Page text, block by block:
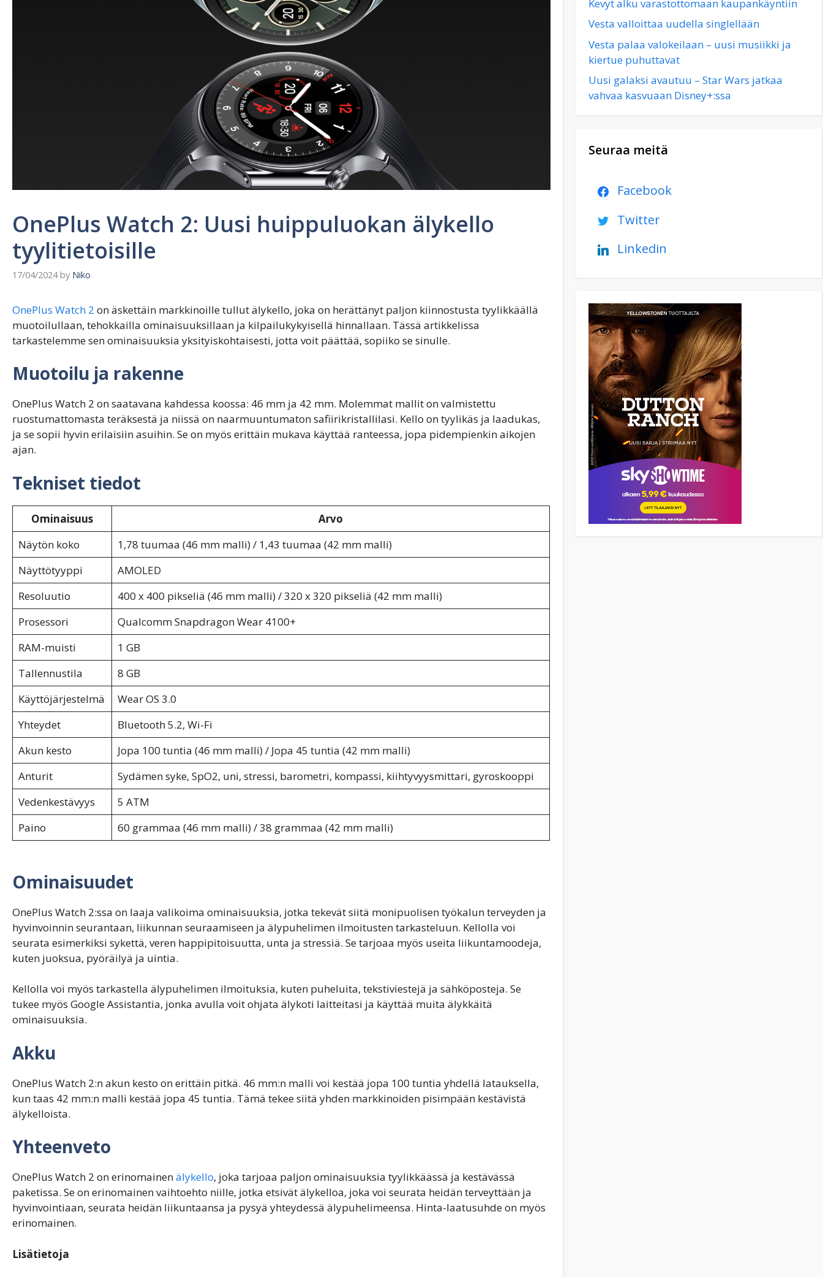
OnePlus Watch 2: Uusi huippuluokan älykello
tyylitietoisille
17/04/2024 by Niko
OnePlus Watch 2 on äskettäin markkinoille tullut älykello, joka on herättänyt paljon kiinnostusta tyylikkäällä
muotoilullaan, tehokkailla ominaisuuksillaan ja kilpailukykyisellä hinnallaan. Tässä artikkelissa
tarkastelemme sen ominaisuuksia yksityiskohtaisesti, jotta voit päättää, sopiiko se sinulle.
Muotoilu ja rakenne
OnePlus Watch 2 on saatavana kahdessa koossa: 46 mm ja 42 mm. Molemmat mallit on valmistettu
ruostumattomasta teräksestä ja niissä on naarmuuntumaton safiirikristallilasi. Kello on tyylikäs ja laadukas,
ja se sopii hyvin erilaisiin asuihin. Se on myös erittäin mukava käyttää ranteessa, jopa pidempienkin aikojen
ajan.
Tekniset tiedot
Ominaisuus
Arvo
Näytön koko
1,78 tuumaa (46 mm malli) / 1,43 tuumaa (42 mm malli)
Näyttötyyppi
AMOLED
Resoluutio
400 x 400 pikseliä (46 mm malli) / 320 x 320 pikseliä (42 mm malli)
Prosessori
Qualcomm Snapdragon Wear 4100+
RAM-muisti
1 GB
Tallennustila
8 GB
Käyttöjärjestelmä
Wear OS 3.0
Yhteydet
Bluetooth 5.2, Wi-Fi
Akun kesto
Jopa 100 tuntia (46 mm malli) / Jopa 45 tuntia (42 mm malli)
Anturit
Sydämen syke, SpO2, uni, stressi, barometri, kompassi, kiihtyvyysmittari, gyroskooppi
Vedenkestävyys
5 ATM
Paino
60 grammaa (46 mm malli) / 38 grammaa (42 mm malli)
Ominaisuudet
OnePlus Watch 2:ssa on laaja valikoima ominaisuuksia, jotka tekevät siitä monipuolisen työkalun terveyden ja
hyvinvoinnin seurantaan, liikunnan seuraamiseen ja älypuhelimen ilmoitusten tarkasteluun. Kellolla voi
seurata esimerkiksi sykettä, veren happipitoisuutta, unta ja stressiä. Se tarjoaa myös useita liikuntamoodeja,
kuten juoksua, pyöräilyä ja uintia.
Kellolla voi myös tarkastella älypuhelimen ilmoituksia, kuten puheluita, tekstiviestejä ja sähköposteja. Se
tukee myös Google Assistantia, jonka avulla voit ohjata älykoti laitteitasi ja käyttää muita älykkäitä
ominaisuuksia.
Akku
OnePlus Watch 2:n akun kesto on erittäin pitkä. 46 mm:n malli voi kestää jopa 100 tuntia yhdellä latauksella,
kun taas 42 mm:n malli kestää jopa 45 tuntia. Tämä tekee siitä yhden markkinoiden pisimpään kestävistä
älykelloista.
Yhteenveto
OnePlus Watch 2 on erinomainenälykello, joka tarjoaa paljon ominaisuuksia tyylikkäässä ja kestävässä
paketissa. Se on erinomainen vaihtoehto niille, jotka etsivät älykelloa, joka voi seurata heidän terveyttään ja
hyvinvointiaan, seurata heidän liikuntaansa ja pysyä yhteydessä älypuhelimeensa. Hinta-laatusuhde on myös
erinomainen.
Lisätietoja
Kevyt alku varastottomaan kaupankäyntiin
Vesta valloittaa uudella singlellään
Vesta palaa valokeilaan – uusi musiikki ja
kiertue puhuttavat
Uusi galaksi avautuu – Star Wars jatkaa
vahvaa kasvuaan Disney+:ssa
Seuraa meitä
Facebook
Twitter
Linkedin